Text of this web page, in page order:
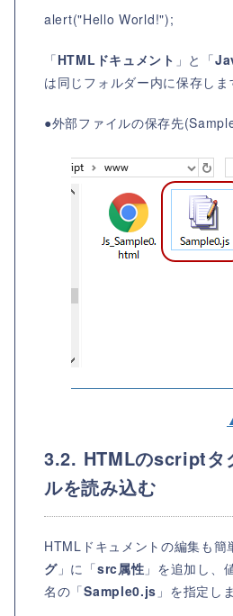
alert("Hello World!");
「HTMLドキュメント 」と「
は同じフォルダー内に保存しま
●外部ファイルの保存先
3.2. HTMLのscriptタ
ルを読み込む
HTMLドキュメントの編集も簡
グ」に「src属性 」を追加し、
名の「Sample0.js 」を指定し